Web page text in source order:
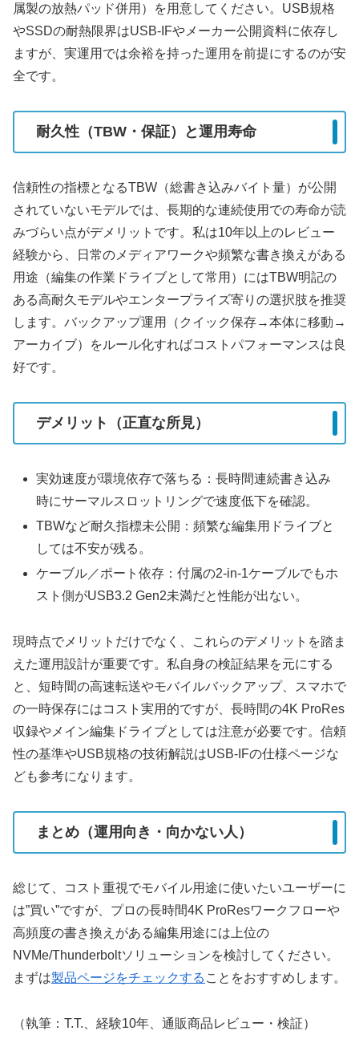
属製の放熱パッド併用）を用意してください。USB規格
やSSDの耐熱限界はUSB-IFやメーカー公開資料に依存し
ますが、実運用では余裕を持った運用を前提にするのが安
全です。
耐久性（TBW・保証）と運用寿命
信頼性の指標となるTBW（総書き込みバイト量）が公開
されていないモデルでは、長期的な連続使用での寿命が読
みづらい点がデメリットです。私は10年以上のレビュー
経験から、日常のメディアワークや頻繁な書き換えがある
用途（編集の作業ドライブとして常用）にはTBW明記の
ある高耐久モデルやエンタープライズ寄りの選択肢を推奨
します。バックアップ運用（クイック保存→本体に移動→
アーカイブ）をルール化すればコストパフォーマンスは良
好です。
デメリット（正直な所見）
実効速度が環境依存で落ちる：長時間連続書き込み
時にサーマルスロットリングで速度低下を確認。
TBWなど耐久指標未公開：頻繁な編集用ドライブと
しては不安が残る。
ケーブル／ポート依存：付属の2-in-1ケーブルでもホ
スト側がUSB3.2 Gen2未満だと性能が出ない。
現時点でメリットだけでなく、これらのデメリットを踏ま
えた運用設計が重要です。私自身の検証結果を元にする
と、短時間の高速転送やモバイルバックアップ、スマホで
の一時保存にはコスト実用的ですが、長時間の4K ProRes
収録やメイン編集ドライブとしては注意が必要です。信頼
性の基準やUSB規格の技術解説はUSB-IFの仕様ページな
ども参考になります。
まとめ（運用向き・向かない人）
総じて、コスト重視でモバイル用途に使いたいユーザーに
は”買い”ですが、プロの長時間4K ProResワークフローや
高頻度の書き換えがある編集用途には上位の
NVMe/Thunderboltソリューションを検討してください。
まずは製品ページをチェックする ことをおすすめします。
（執筆：T.T.、経験10年、通販商品レビュー・検証）